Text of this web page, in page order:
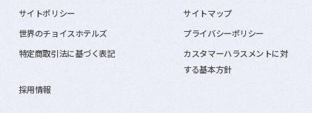
サイトポリシー
サイトマップ
世界のチョイスホテルズ
プライバシーポリシー
特定商取引法に基づく表記
カスタマーハラスメントに対
する基本方針
採用情報